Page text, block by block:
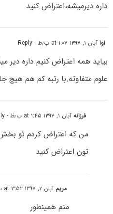
داره دیرمیشه،اعتراض کنید
اواآبان ۱, ۱۳۹۷ at ۱:۰۷ ب٫ظ - Reply
بیاید همه اعتراض کنیم.داره دیر
علوم متفاوته.با رتبه کم هم هیچ
فرزانهآبان ۱, ۱۳۹۷ at ۱:۴۵ ب٫ظ - Reply
من که اعتراض کردم تو
تون اعتراض کنید
مریم آبان ۲, ۱۳۹۷ at ۳:۵۲ ب٫ظ
منم همینطور